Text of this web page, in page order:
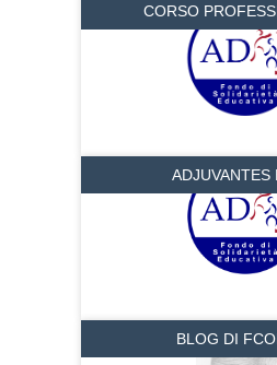
CORSO
ADJUVANTES
BLOG DI